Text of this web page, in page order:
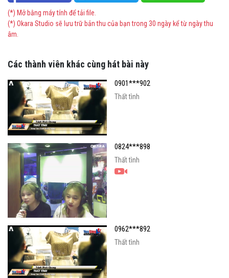
(*) Mở bằng máy tính để tải file.
(*) Okara Studio sẽ lưu trữ bản thu của bạn trong 30 ngày kể từ ngày thu
âm.
Các thành viên khác cùng hát bài này
0901***902
Thất tình
0824***898
Thất tình
0962***892
Thất tình